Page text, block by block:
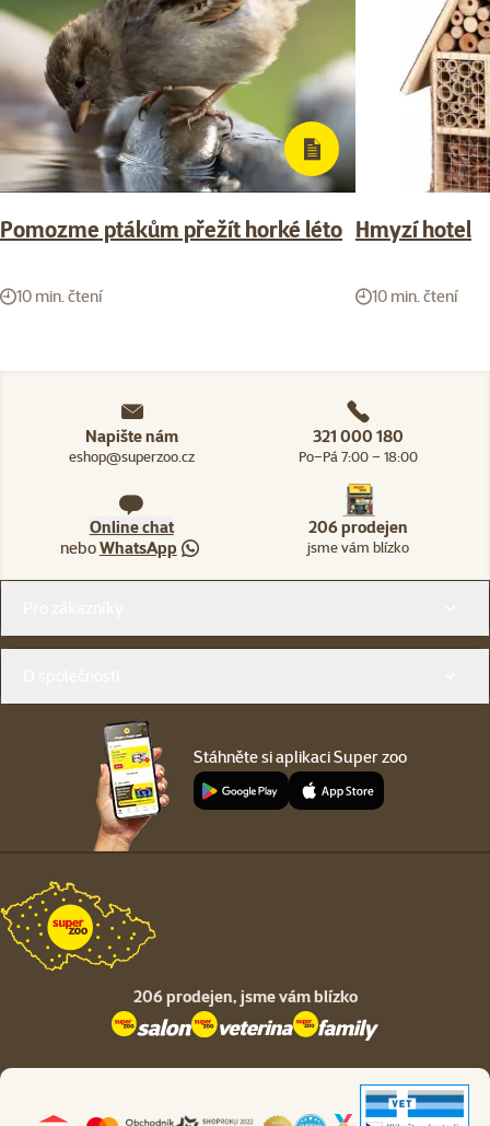
Pomozme ptákům přežít horké léto
10 min. čtení
Hmyzí hotel
10 min. čtení
Napište nám
eshop@superzoo.cz
321 000 180
Po–Pá 7:00 – 18:00
Online chat
neboWhatsApp
206 prodejen
jsme vám blízko
Stáhněte si aplikaci Super zoo
206 prodejen, jsme vám blízko